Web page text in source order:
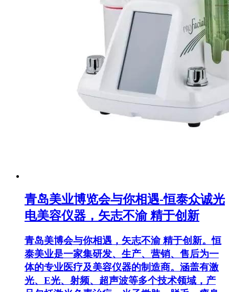
青岛美业博览会与你相遇-恒泰众诚光
电美容仪器，矢志不渝 精于创新
青岛美博会与你相遇，矢志不渝 精于创新。恒
泰美业是一家集研发、生产、营销、售后为一
体的专业医疗及美容仪器的制造商。涵盖有激
光、E光、射频、超声波等多个技术领域，产